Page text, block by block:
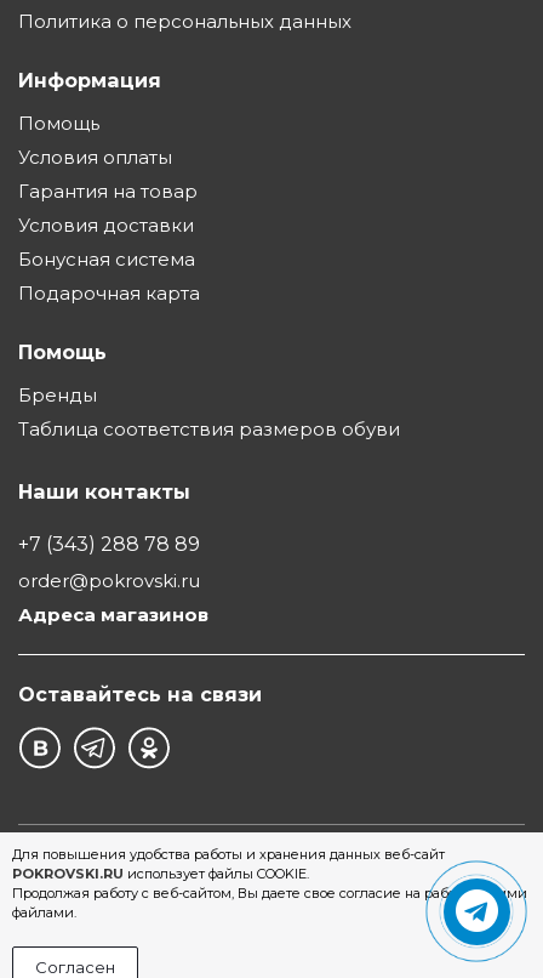
Для повышения удобства работы и хранения данных веб-сайт
POKROVSKI.RU использует файлы COOKIE.
Продолжая работу с веб-сайтом, Вы даете свое согласие на работу с этими
файлами.
Согласен
Политика о персональных данных
Информация
Помощь
Условия оплаты
Гарантия на товар
Условия доставки
Бонусная система
Подарочная карта
Помощь
Бренды
Таблица соответствия размеров обуви
Наши контакты
+7 (343) 288 78 89
order@pokrovski.ru
Адреса магазинов
Оставайтесь на связи
©1997 - 2026 Обувной Дом "Покровский" - сеть
магазинов обуви в Екатеринбурге